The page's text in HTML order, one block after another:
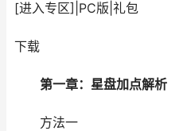
[进入专区] PC版 礼包
下载
第一章：星盘加点解析
方法一